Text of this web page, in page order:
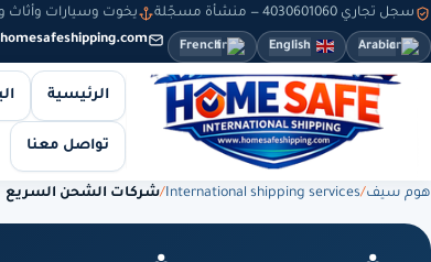
سجل تجاري 4030601060 — منشأة مسجّلة يخوت وسيارات وأثاث وبضائع — من 8 صباحاً حتى 10 مساءً
Arabic
English
French
الرئيسية
تواصل معنا
هوم سيف/
International shipping services
/شركات الشحن السريع